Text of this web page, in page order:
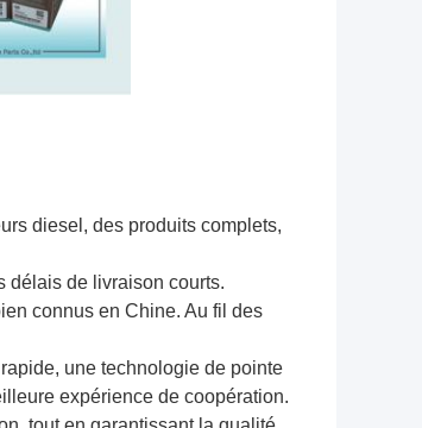
diesel, des produits complets,
délais de livraison courts.
connus en Chine. Au fil des
une technologie de pointe
expérience de coopération.